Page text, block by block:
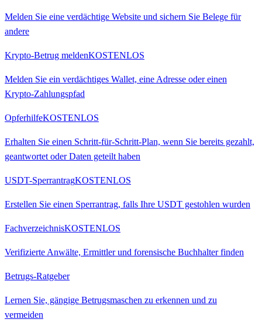
Melden Sie eine verdächtige Website und sichern Sie Belege für
andere
Krypto-Betrug meldenKOSTENLOS
Melden Sie ein verdächtiges Wallet, eine Adresse oder einen
Krypto-Zahlungspfad
OpferhilfeKOSTENLOS
Erhalten Sie einen Schritt-für-Schritt-Plan, wenn Sie bereits gezahlt,
geantwortet oder Daten geteilt haben
USDT-SperrantragKOSTENLOS
Erstellen Sie einen Sperrantrag, falls Ihre USDT gestohlen wurden
FachverzeichnisKOSTENLOS
Verifizierte Anwälte, Ermittler und forensische Buchhalter finden
Betrugs-Ratgeber
Lernen Sie, gängige Betrugsmaschen zu erkennen und zu
vermeiden